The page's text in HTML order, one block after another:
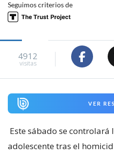
Seguimos criterios de
4912
visitas
VER
Este sábado se controlará
adolescente tras el